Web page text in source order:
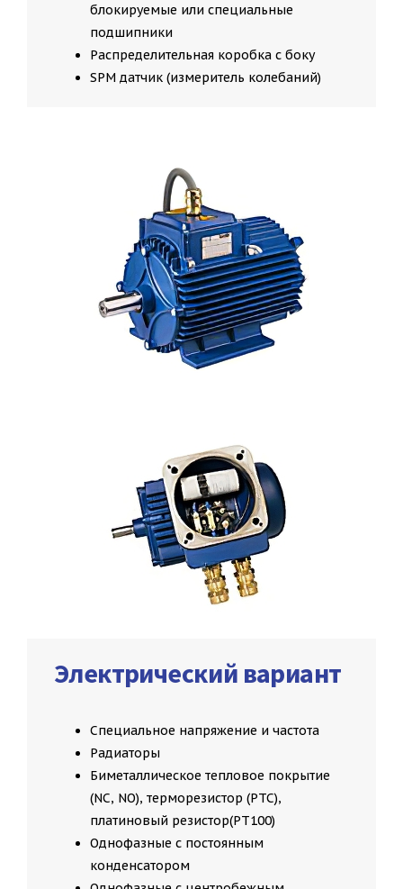
блокируемые или специальные
подшипники
Распределительная коробка с боку
SPM датчик (измеритель колебаний)
Электрический вариант
Специальное напряжение и частота
Радиаторы
Биметаллическое тепловое покрытие
(NC, NO), терморезистор (РТС),
платиновый резистор(РТ100)
Однофазные с постоянным
конденсатором